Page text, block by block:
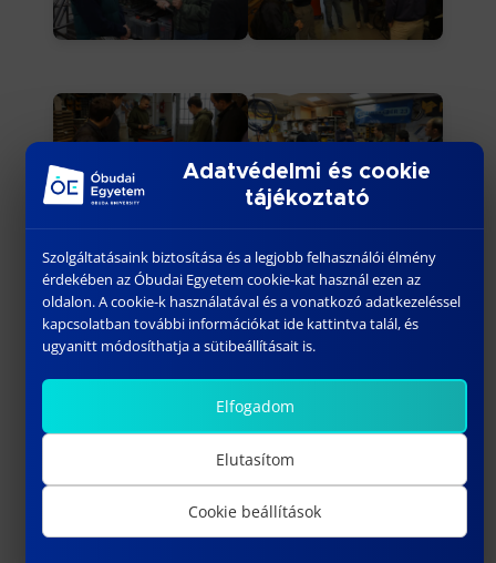
Adatvédelmi és cookie
tájékoztató
Szolgáltatásaink biztosítása és a legjobb felhasználói élmény
érdekében az Óbudai Egyetem cookie-kat használ ezen az
oldalon. A cookie-k használatával és a vonatkozó adatkezeléssel
kapcsolatban további információkat ide kattintva talál, és
ugyanitt módosíthatja a sütibeállításait is.
Elfogadom
Elutasítom
Cookie beállítások